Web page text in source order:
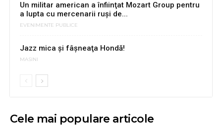
Un militar american a înfiinţat Mozart Group pentru
a lupta cu mercenarii ruşi de...
EVENIMENTE PUBLICE
Jazz mica şi fâşneaţa Hondă!
MASINI
Cele mai populare articole